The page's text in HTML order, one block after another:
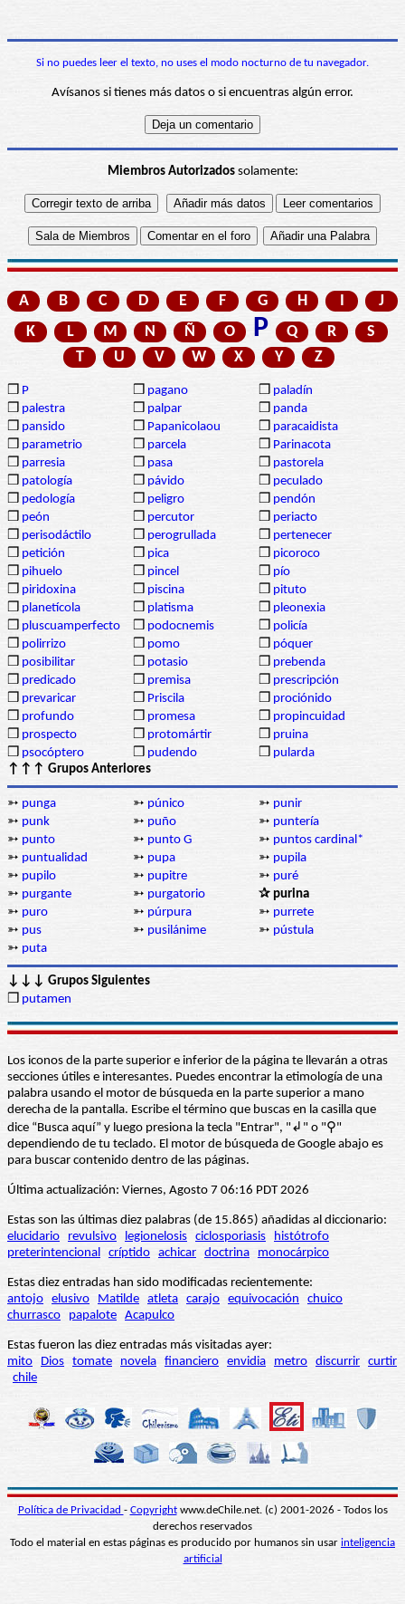
Si no puedes leer el texto, no uses el modo nocturno de tu navegador.
Avísanos si tienes más datos o si encuentras algún error.
Miembros Autorizadossolamente:
A B C D E F G H I
J
K
L M N Ñ O P Q R
S
T
U V W X Y Z
❒ P ❒ pagano ❒ paladín
❒ palestra ❒ palpar ❒ panda
❒ pansido ❒ Papanicolaou ❒ paracaidista
❒ parametrio ❒ parcela ❒ Parinacota
❒ parresia ❒ pasa ❒ pastorela
❒ patología ❒ pávido ❒ peculado
❒ pedología ❒ peligro ❒ pendón
❒ peón ❒ percutor ❒ periacto
❒ perisodáctilo ❒ perogrullada ❒ pertenecer
❒ petición ❒ pica ❒ picoroco
❒ pihuelo ❒ pincel ❒ pío
❒ piridoxina ❒ piscina ❒ pituto
❒ planetícola ❒ platisma ❒ pleonexia
❒ pluscuamperfecto ❒ podocnemis ❒ policía
❒ polirrizo ❒ pomo ❒ póquer
❒ posibilitar ❒ potasio ❒ prebenda
❒ predicado ❒ premisa ❒ prescripción
❒ prevaricar ❒ Priscila ❒ prociónido
❒ profundo ❒ promesa ❒ propincuidad
❒ prospecto ❒ protomártir ❒ pruina
❒ psocóptero ❒ pudendo ❒ pularda
↑↑↑ Grupos Anteriores
➳ punga ➳ púnico ➳ punir
➳ punk ➳ puño ➳ puntería
➳ punto ➳ punto G ➳ puntos cardinal*
➳ puntualidad ➳ pupa ➳ pupila
➳ pupilo ➳ pupitre ➳ puré
➳ purgante ➳ purgatorio
✰ purina
➳ puro ➳ púrpura ➳ purrete
➳ pus ➳ pusilánime ➳ pústula
➳ puta
↓↓↓ Grupos Siguientes
❒ putamen
Los iconos de la parte superior e inferior de la página te llevarán a otras
secciones útiles e interesantes. Puedes encontrar la etimología de una
palabra usando el motor de búsqueda en la parte superior a mano
derecha de la pantalla. Escribe el término que buscas en la casilla que
dice “Busca aquí” y luego presiona la tecla "Entrar", "↲" o "⚲"
dependiendo de tu teclado. El motor de búsqueda de Google abajo es
para buscar contenido dentro de las páginas.
Última actualización: Viernes, Agosto 7 06:16 PDT 2026
Estas son las últimas diez palabras (de 15.865) añadidas al diccionario:
elucidario
revulsivo legionelosis ciclosporiasis
histótrofo
preterintencional críptido achicar doctrina monocárpico
Estas diez entradas han sido modificadas recientemente:
antojo elusivo Matilde atleta carajo equivocación
chuico
churrasco
papalote Acapulco
Estas fueron las diez entradas más visitadas ayer:
mito
Dios tomate novela financiero envidia metro discurrir curtir
chile
Política de Privacidad - Copyrightwww.deChile.net. (c) 2001-2026 - Todos los
derechos reservados
Todo el material en estas páginas es producido por humanos sin usar inteligencia
artificial